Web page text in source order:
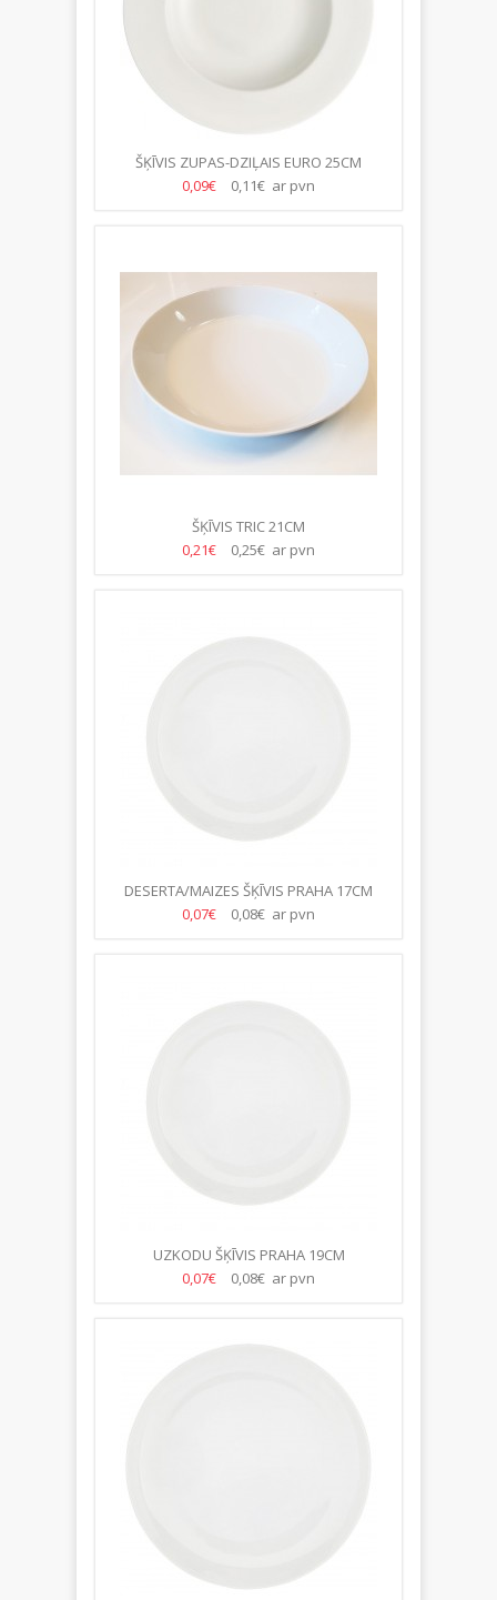
ŠĶĪVIS ZUPAS-DZIĻAIS EURO 25CM
0,09€
0,11€ ar pvn
ŠĶĪVIS TRIC 21CM
0,21€
0,25€ ar pvn
DESERTA/MAIZES ŠĶĪVIS PRAHA 17CM
0,07€
0,08€ ar pvn
UZKODU ŠĶĪVIS PRAHA 19CM
0,07€
0,08€ ar pvn